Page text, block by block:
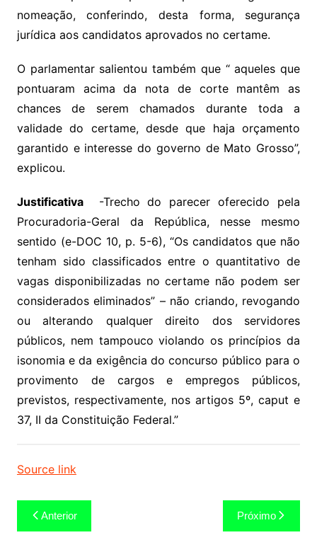
nomeação, conferindo, desta forma, segurança
jurídica aos candidatos aprovados no certame.
O parlamentar salientou também que “ aqueles que
pontuaram acima da nota de corte mantêm as
chances de serem chamados durante toda a
validade do certame, desde que haja orçamento
garantido e interesse do governo de Mato Grosso”,
explicou.
Justificativa-Trecho do parecer oferecido pela
Procuradoria-Geral da República, nesse mesmo
sentido (e-DOC 10, p. 5-6), “Os candidatos que não
tenham sido classificados entre o quantitativo de
vagas disponibilizadas no certame não podem ser
considerados eliminados” – não criando, revogando
ou alterando qualquer direito dos servidores
públicos, nem tampouco violando os princípios da
isonomia e da exigência do concurso público para o
provimento de cargos e empregos públicos,
previstos, respectivamente, nos artigos 5º, caput e
37, II da Constituição Federal.”
Source link
Navegação
Anterior Próximo